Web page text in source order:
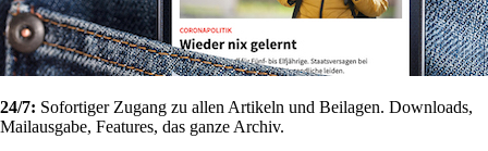
24/7: Sofortiger Zugang zu allen Artikeln und Beilagen. Downloads,
Mailausgabe, Features, das ganze Archiv.